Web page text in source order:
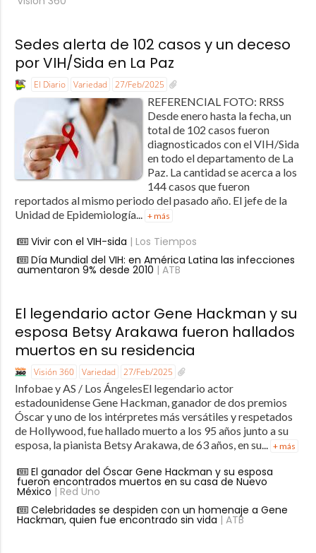
Sedes alerta de 102 casos y un deceso
por VIH/Sida en La Paz
El Diario Variedad 27/Feb/2025
REFERENCIAL FOTO: RRSS
Desde enero hasta la fecha, un
total de 102 casos fueron
diagnosticados con el VIH/Sida
en todo el departamento de La
Paz. La cantidad se acerca a los
144 casos que fueron
reportados al mismo periodo del pasado año. El jefe de la
Unidad de Epidemiología...
+ más
Vivir con el VIH-sida | Los Tiempos
Día Mundial del VIH: en América Latina las infecciones
aumentaron 9% desde 2010 | ATB
El legendario actor Gene Hackman y su
esposa Betsy Arakawa fueron hallados
muertos en su residencia
Visión 360 Variedad 27/Feb/2025
Infobae y AS / Los ÁngelesEl legendario actor
estadounidense Gene Hackman, ganador de dos premios
Óscar y uno de los intérpretes más versátiles y respetados
de Hollywood, fue hallado muerto a los 95 años junto a su
esposa, la pianista Betsy Arakawa, de 63 años, en su... + más
El ganador del Óscar Gene Hackman y su esposa
fueron encontrados muertos en su casa de Nuevo
México | Red Uno
Celebridades se despiden con un homenaje a Gene
Hackman, quien fue encontrado sin vida | ATB